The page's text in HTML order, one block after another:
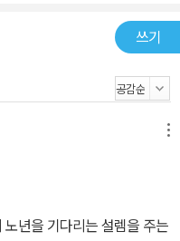
쓰기
년을 기다리는 설렘을 주는